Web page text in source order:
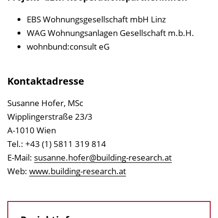
EBS Wohnungsgesellschaft mbH Linz
WAG Wohnungsanlagen Gesellschaft m.b.H.
wohnbund:consult eG
Kontaktadresse
Susanne Hofer, MSc
Wipplingerstraße 23/3
A-1010 Wien
Tel.: +43 (1) 5811 319 814
E-Mail: susanne.hofer@building-research.at
Web: www.building-research.at